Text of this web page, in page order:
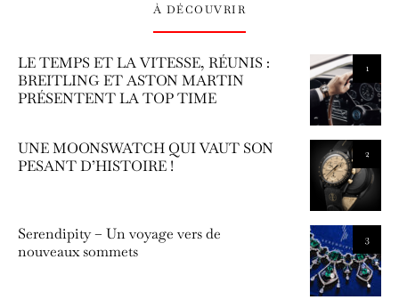
À DÉCOUVRIR
1
LE TEMPS ET LA VITESSE, RÉUNIS :
BREITLING ET ASTON MARTIN
PRÉSENTENT LA TOP TIME
2
UNE MOONSWATCH QUI VAUT SON
PESANT D’HISTOIRE !
3
Serendipity – Un voyage vers de
nouveaux sommets